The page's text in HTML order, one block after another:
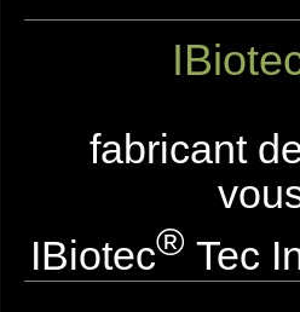
fabricant
IBiotec® Tec